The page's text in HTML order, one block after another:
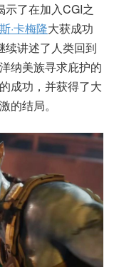
示了在加入CGI之
·卡梅隆大获成功
续讲述了人类回到
纳美族寻求庇护的
成功，并获得了大
的结局。